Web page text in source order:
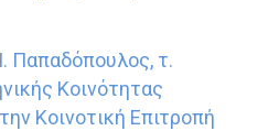
Παπαδόπουλος, τ.
Κοινότητας
Κοινοτική Επιτροπή